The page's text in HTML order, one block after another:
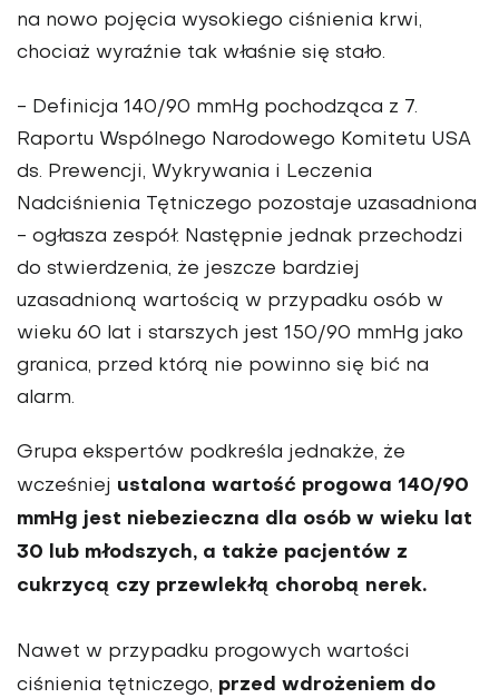
na nowo pojęcia wysokiego ciśnienia krwi,
chociaż wyraźnie tak właśnie się stało.
- Definicja 140/90 mmHg pochodząca z 7.
Raportu Wspólnego Narodowego Komitetu USA
ds. Prewencji, Wykrywania i Leczenia
Nadciśnienia Tętniczego pozostaje uzasadniona
- ogłasza zespół. Następnie jednak przechodzi
do stwierdzenia, że jeszcze bardziej
uzasadnioną wartością w przypadku osób w
wieku 60 lat i starszych jest 150/90 mmHg jako
granica, przed którą nie powinno się bić na
alarm.
Grupa ekspertów podkreśla jednakże, że
wcześniej ustalona wartość progowa 140/90
mmHg jest niebezieczna dla osób w wieku lat
30 lub młodszych, a także pacjentów z
cukrzycą czy przewlekłą chorobą nerek.
Nawet w przypadku progowych wartości
ciśnienia tętniczego, przed wdrożeniem do